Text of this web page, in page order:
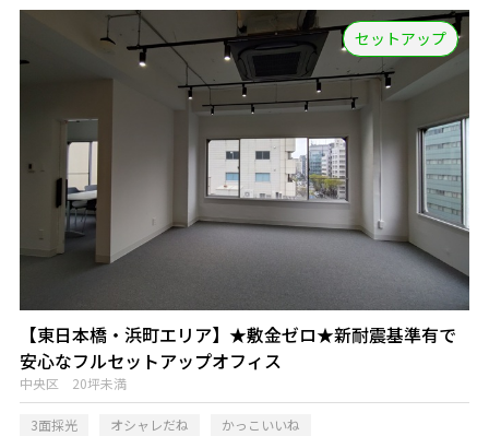
セットアップ
【東日本橋・浜町エリア】★敷金ゼロ★新耐震基準有で
安心なフルセットアップオフィス
中央区 20坪未満
3面採光 オシャレだね
かっこいいね